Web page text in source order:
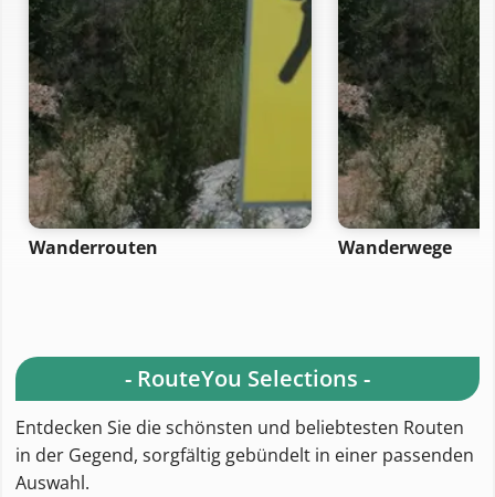
Wanderrouten Wanderwege
- RouteYou Selections -
Entdecken Sie die schönsten und beliebtesten Routen
in der Gegend, sorgfältig gebündelt in einer passenden
Auswahl.